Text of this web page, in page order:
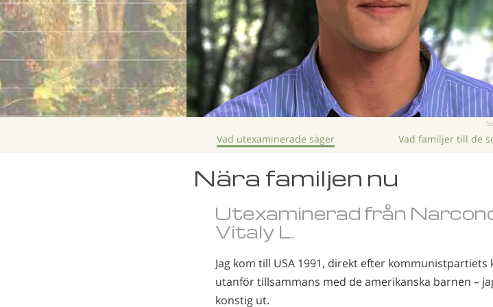
Vad utexaminerade säger Vad familjer till de
Nära familjen nu
Utexaminerad från
Vitaly L.
Jag kom till USA 1991, direkt efter
utanför tillsammans med de amerikanska barnen –
konstig ut.